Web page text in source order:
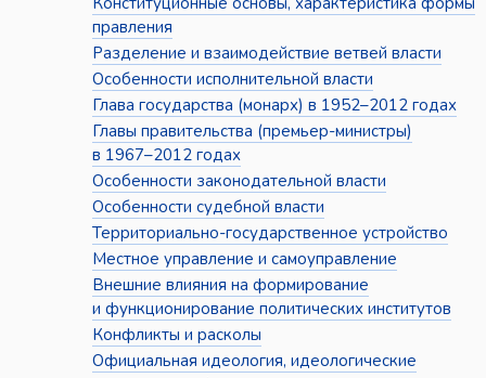
правления
Разделение и взаимодействие ветвей власти
Особенности исполнительной власти
Глава государства (монарх) в 1952–2012 годах
Главы правительства (премьер-министры)
в 1967–2012 годах
Особенности законодательной власти
Особенности судебной власти
Территориально-государственное устройство
Местное управление и самоуправление
Внешние влияния на формирование
и функционирование политических институтов
Конфликты и расколы
Официальная идеология, идеологические